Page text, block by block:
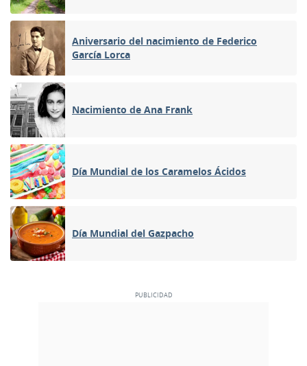
Aniversario del nacimiento de Federico
García Lorca
Nacimiento de Ana Frank
Día Mundial de los Caramelos Ácidos
Día Mundial del Gazpacho